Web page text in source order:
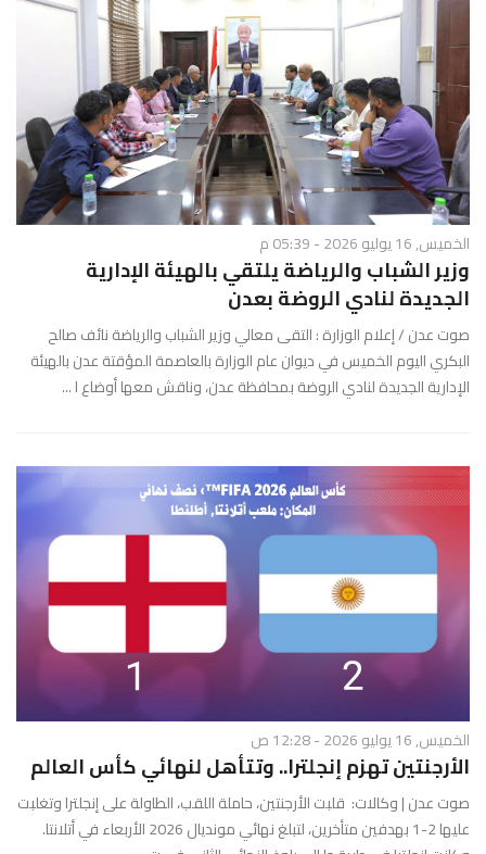
الخميس, 16 يوليو 2026 - 05:39 م
وزير الشباب والرياضة يلتقي بالهيئة الإدارية
الجديدة لنادي الروضة بعدن
صوت عدن / إعلام الوزارة : التقى معالي وزير الشباب والرياضة نائف صالح
البكري اليوم الخميس في ديوان عام الوزارة بالعاصمة المؤقتة عدن بالهيئة
الإدارية الجديدة لنادي الروضة بمحافظة عدن، وناقش معها أوضاع ا ...
الخميس, 16 يوليو 2026 - 12:28 ص
الأرجنتين تهزم إنجلترا.. وتتأهل لنهائي كأس العالم
صوت عدن | وكالات: قلبت الأرجنتين، حاملة اللقب، الطاولة على إنجلترا وتغلبت
عليها 2-1 بهدفين متأخرين، لتبلغ نهائي مونديال 2026 الأربعاء في أتلانتا.